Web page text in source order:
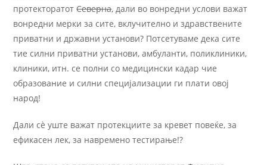
протекторатотСеверна, дали во вонредни услови важат
вонредни мерки за сите, вклучително и здравствените
приватни и државни установи? Потсетуваме дека сите
тие силни приватни установи, амбуланти, поликлиники,
клиники, итн. се полни со медицински кадар чие
образование и силни специјализации ги плати овој
народ!
Дали сѐ уште важат протекциите за кревет повеќе, за
ефикасен лек, за навремено тестирање!?